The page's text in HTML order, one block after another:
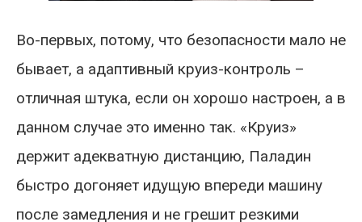
Во-первых, потому, что безопасности мало не
бывает, а адаптивный круиз-контроль –
отличная штука, если он хорошо настроен, а в
данном случае это именно так. «Круиз»
держит адекватную дистанцию, Паладин
быстро догоняет идущую впереди машину
после замедления и не грешит резкими